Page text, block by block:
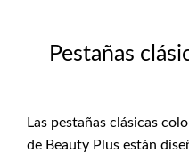
Pestañas
Las pestañas clásicas
de Beauty Plus están